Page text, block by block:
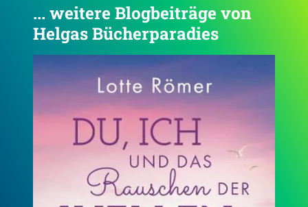
... weitere Blogbeiträge von
Helgas Bücherparadies